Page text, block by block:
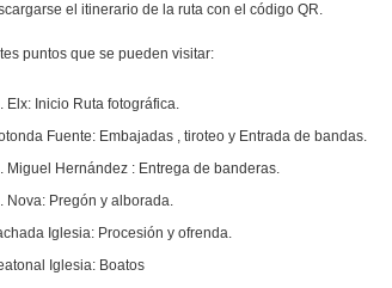
el itinerario de la ruta con el código QR.
puntos que se pueden visitar:
Elx: Inicio Ruta fotográfica.
Fuente: Embajadas , tiroteo y Entrada de bandas.
Miguel Hernández : Entrega de banderas.
Nova: Pregón y alborada.
Iglesia: Procesión y ofrenda.
Iglesia: Boatos